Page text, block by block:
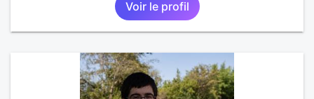
fin de l 'année et libre de toute contrainte. Digne de
confiance à la femme qui voudras m 'en accorder
en toute sincérité. Pour le reste venez me découvrir
Voir le profil